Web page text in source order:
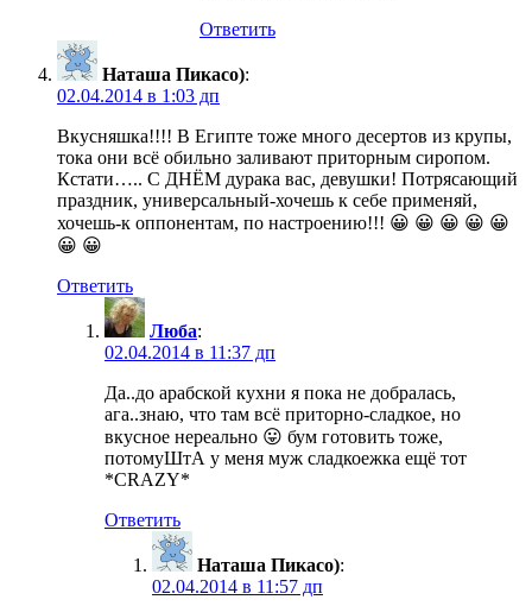
Ответить
Наташа Пикасо):
02.04.2014 в 1:03 дп
Вкусняшка!!!! В Египте тоже много десертов из крупы,
тока они всё обильно заливают приторным сиропом.
Кстати….. С ДНЁМ дурака вас, девушки! Потрясающий
праздник, универсальный-хочешь к себе применяй,
хочешь-к оппонентам, по настроению!!! 😀 😀 😀 😀 😀
😀 😀
Ответить
Люба:
02.04.2014 в 11:37 дп
Да..до арабской кухни я пока не добралась,
ага..знаю, что там всё приторно-сладкое, но
вкусное нереально 😛 бум готовить тоже,
потомуШтА у меня муж сладкоежка ещё тот
*CRAZY*
Ответить
Наташа Пикасо):
02.04.2014 в 11:57 дп